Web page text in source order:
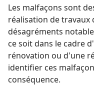
Les malfaçons sont
réalisation de travaux
désagréments
ce soit dans le cadre
rénovation ou d'une
identifier ces
conséquence.